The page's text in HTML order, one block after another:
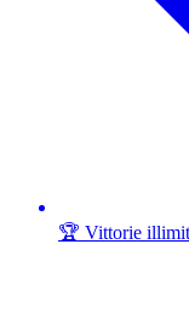
🏆 Vittorie